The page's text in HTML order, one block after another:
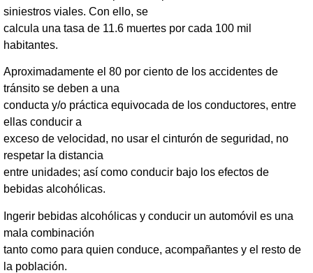
siniestros viales. Con ello, se
calcula una tasa de 11.6 muertes por cada 100 mil
habitantes.
Aproximadamente el 80 por ciento de los accidentes de
tránsito se deben a una
conducta y/o práctica equivocada de los conductores, entre
ellas conducir a
exceso de velocidad, no usar el cinturón de seguridad, no
respetar la distancia
entre unidades; así como conducir bajo los efectos de
bebidas alcohólicas.
Ingerir bebidas alcohólicas y conducir un automóvil es una
mala combinación
tanto como para quien conduce, acompañantes y el resto de
la población.